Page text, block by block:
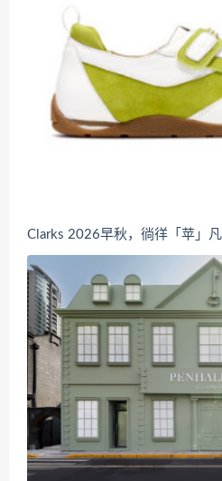
Clarks 2026早秋，徜徉「苹」